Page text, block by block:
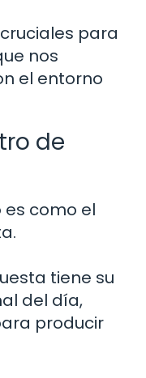
para
nos
el entorno
de
como el
tiene su
del día,
producir